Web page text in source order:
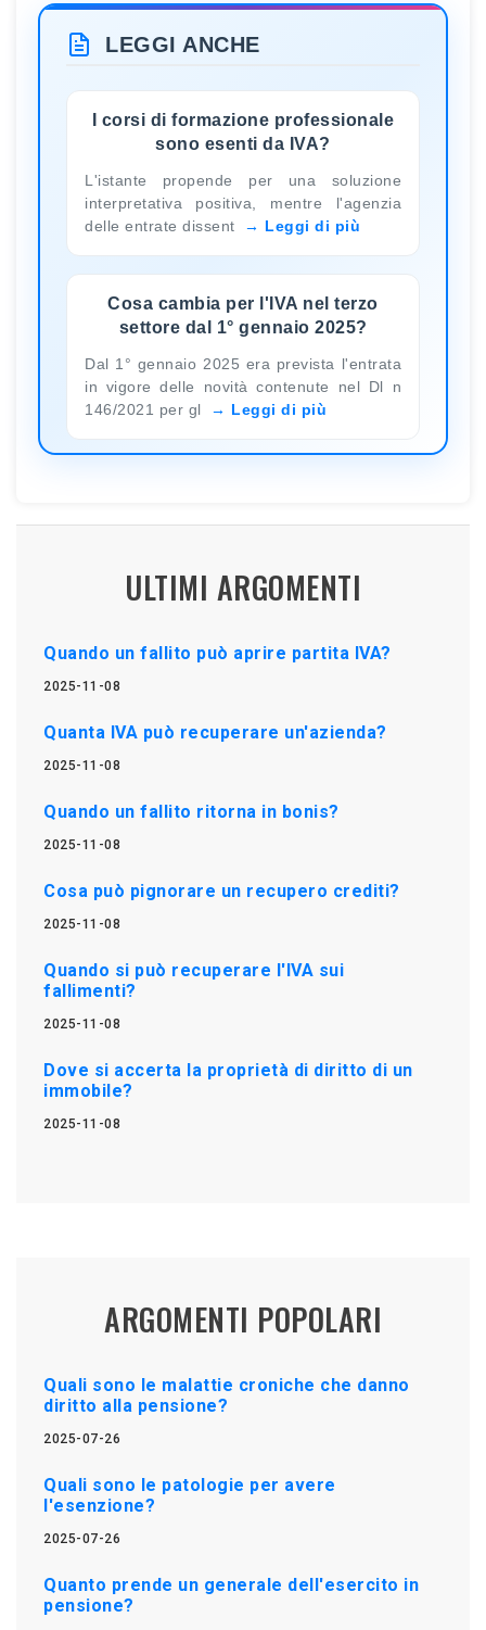
LEGGI ANCHE
I corsi di formazione professionale
sono esenti da IVA?
L'istante propende per una soluzione
interpretativa positiva, mentre l'agenzia
delle entrate dissent
Leggi di più
Cosa cambia per l'IVA nel terzo
settore dal 1° gennaio 2025?
Dal 1° gennaio 2025 era prevista l'entrata
in vigore delle novità contenute nel Dl n
146/2021 per gl
Leggi di più
ULTIMI ARGOMENTI
Quando un fallito può aprire partita IVA?
2025-11-08
Quanta IVA può recuperare un'azienda?
2025-11-08
Quando un fallito ritorna in bonis?
2025-11-08
Cosa può pignorare un recupero crediti?
2025-11-08
Quando si può recuperare l'IVA sui
fallimenti?
2025-11-08
Dove si accerta la proprietà di diritto di un
immobile?
2025-11-08
ARGOMENTI POPOLARI
Quali sono le malattie croniche che danno
diritto alla pensione?
2025-07-26
Quali sono le patologie per avere
l'esenzione?
2025-07-26
Quanto prende un generale dell'esercito in
pensione?